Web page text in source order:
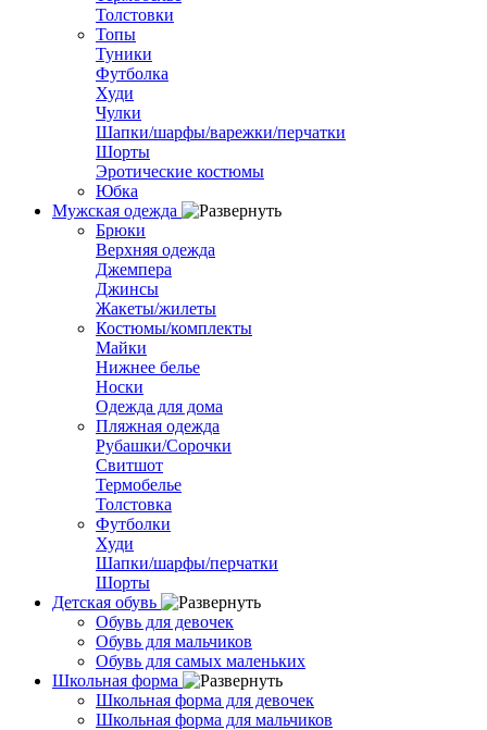
Толстовки
Топы
Туники
Футболка
Худи
Чулки
Шапки/шарфы/варежки/перчатки
Шорты
Эротические костюмы
Юбка
Мужская одежда
Брюки
Верхняя одежда
Джемпера
Джинсы
Жакеты/жилеты
Костюмы/комплекты
Майки
Нижнее белье
Носки
Одежда для дома
Пляжная одежда
Рубашки/Сорочки
Свитшот
Термобелье
Толстовка
Футболки
Худи
Шапки/шарфы/перчатки
Шорты
Детская обувь
Обувь для девочек
Обувь для мальчиков
Обувь для самых маленьких
Школьная форма
Школьная форма для девочек
Школьная форма для мальчиков